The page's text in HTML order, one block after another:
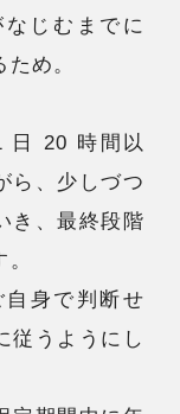
じむまでに
め。
日 20 時間以
ら、少しづつ
き、最終段階
身で判断せ
従うようにし